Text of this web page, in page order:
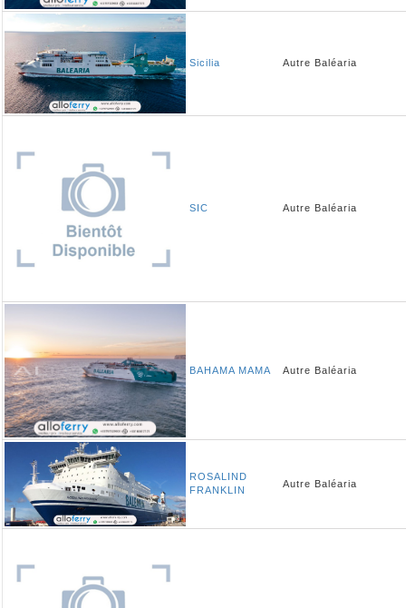
Sicilia Autre Baléaria
SIC Autre Baléaria
BAHAMA MAMA Autre Baléaria
ROSALIND
FRANKLIN
Autre Baléaria